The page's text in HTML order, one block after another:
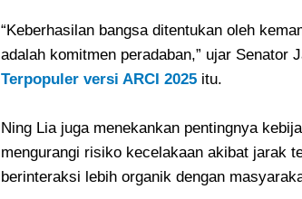
“Keberhasilan bangsa ditentukan oleh
adalah komitmen peradaban,” ujar Senator
Terpopuler versi ARCI 2025 itu.
Ning Lia juga menekankan pentingnya
mengurangi risiko kecelakaan akibat jarak
berinteraksi lebih organik dengan